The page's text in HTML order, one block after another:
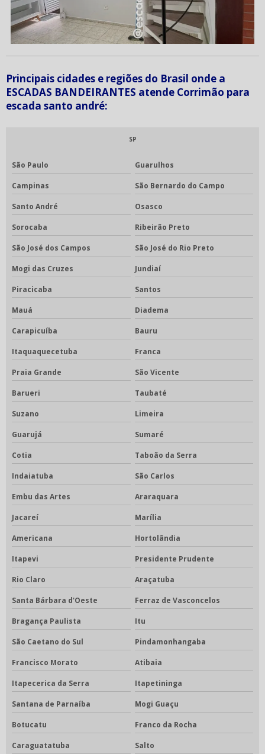
Principais cidades e regiões do Brasil onde a
ESCADAS BANDEIRANTES atende Corrimão para
escada santo andré:
SP
São Paulo Guarulhos
Campinas São Bernardo do Campo
Santo André Osasco
Sorocaba Ribeirão Preto
São José dos Campos São José do Rio Preto
Mogi das Cruzes Jundiaí
Piracicaba Santos
Mauá Diadema
Carapicuíba Bauru
Itaquaquecetuba Franca
Praia Grande São Vicente
Barueri Taubaté
Suzano Limeira
Guarujá Sumaré
Cotia Taboão da Serra
Indaiatuba São Carlos
Embu das Artes Araraquara
Jacareí Marília
Americana Hortolândia
Itapevi Presidente Prudente
Rio Claro Araçatuba
Santa Bárbara d'Oeste Ferraz de Vasconcelos
Bragança Paulista Itu
São Caetano do Sul Pindamonhangaba
Francisco Morato Atibaia
Itapecerica da Serra Itapetininga
Santana de Parnaíba Mogi Guaçu
Botucatu Franco da Rocha
Caraguatatuba Salto